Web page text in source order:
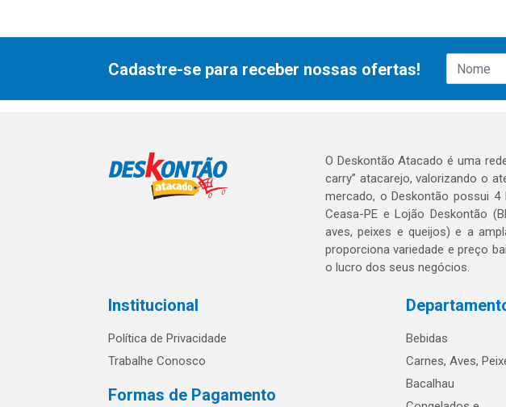
Cadastre-se para receber nossas ofertas!
O Deskontão Atacado é uma
carry” atacarejo, valorizando o
mercado, o Deskontão possui 4
Ceasa-PE e Lojão Deskontão
aves, peixes e queijos) e a
proporciona variedade e preço
o lucro dos seus negócios.
Institucional
Política de Privacidade
Trabalhe Conosco
Formas de Pagamento
Bebidas
Carnes, Aves,
Bacalhau